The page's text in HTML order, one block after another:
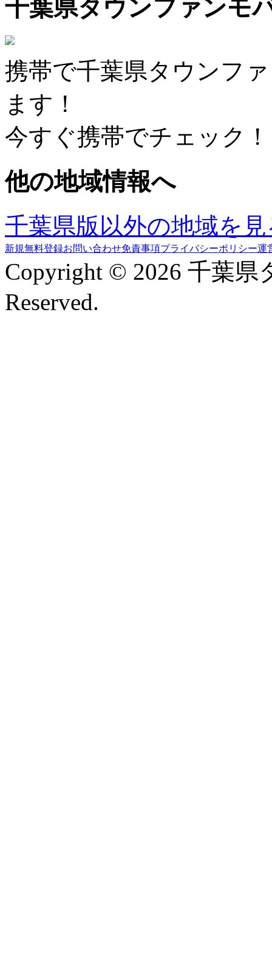
千葉県タウンファンモ
携帯で千葉県タウンフ
ます！
今すぐ携帯でチェック！
他の地域情報へ
千葉県版以外の地域を
新規無料登録お問い合わせ免責事項プライバシーポリシー運
Copyright © 2026 千葉
Reserved.